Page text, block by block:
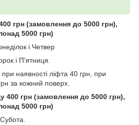
грн (замовлення до 5000 грн),
5000 грн)
і Четвер
і П'ятниця.
наявності ліфта 40 грн, при
за кожний поверх.
400 грн (замовлення до 5000 грн),
5000 грн)